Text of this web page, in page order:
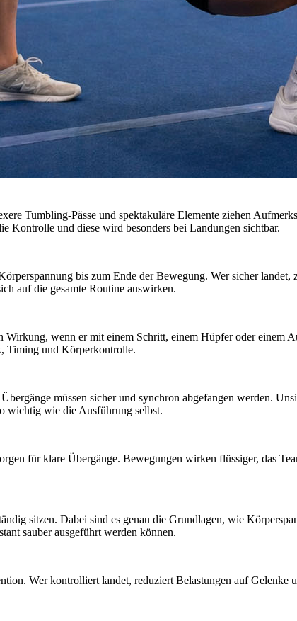
Tumbling-Pässe und spektakuläre Elemente ziehen
Kontrolle und diese wird besonders bei Landungen sichtbar.
bis zum Ende der Bewegung. Wer sicher
auf die gesamte Routine auswirken.
wenn er mit einem Schritt, einem Hüpfer oder einem
Timing und Körperkontrolle.
müssen sicher und synchron abgefangen werden.
wichtig wie die Ausführung selbst.
für klare Übergänge. Bewegungen wirken flüssiger, das
sitzen. Dabei sind es genau die Grundlagen, wie
sauber ausgeführt werden können.
Wer kontrolliert landet, reduziert Belastungen auf